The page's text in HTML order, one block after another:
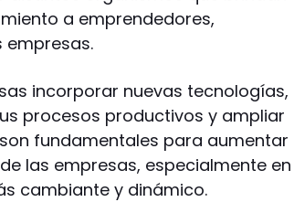
a emprendedores,
empresas.
incorporar nuevas tecnologías,
procesos productivos y ampliar
fundamentales para aumentar
las empresas, especialmente en
cambiante y dinámico.